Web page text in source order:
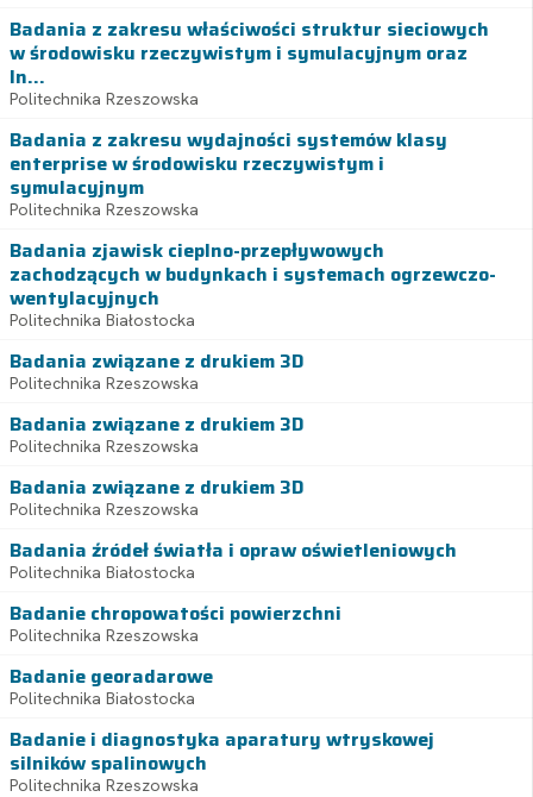
Badania z zakresu właściwości struktur sieciowych
w środowisku rzeczywistym i symulacyjnym oraz
In...
Politechnika Rzeszowska
Badania z zakresu wydajności systemów klasy
enterprise w środowisku rzeczywistym i
symulacyjnym
Politechnika Rzeszowska
Badania zjawisk cieplno-przepływowych
zachodzących w budynkach i systemach ogrzewczo-
wentylacyjnych
Politechnika Białostocka
Badania związane z drukiem 3D
Politechnika Rzeszowska
Badania związane z drukiem 3D
Politechnika Rzeszowska
Badania związane z drukiem 3D
Politechnika Rzeszowska
Badania źródeł światła i opraw oświetleniowych
Politechnika Białostocka
Badanie chropowatości powierzchni
Politechnika Rzeszowska
Badanie georadarowe
Politechnika Białostocka
Badanie i diagnostyka aparatury wtryskowej
silników spalinowych
Politechnika Rzeszowska